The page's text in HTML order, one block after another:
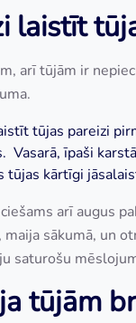
laistīt
arī tūjām ir
tūjas pareizi
Vasarā, īpaši
tūjas kārtīgi
arī augus
maija sākumā, un
saturošu
tūjām